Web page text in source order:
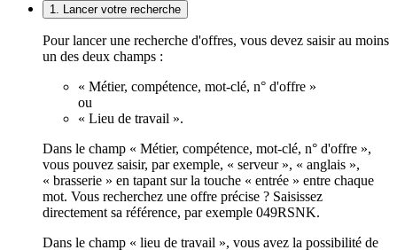
1. Lancer votre recherche
Pour lancer une recherche d'offres, vous devez saisir au moins
un des deux champs :
« Métier, compétence, mot-clé, n° d'offre »
ou
« Lieu de travail ».
Dans le champ « Métier, compétence, mot-clé, n° d'offre »,
vous pouvez saisir, par exemple, « serveur », « anglais »,
« brasserie » en tapant sur la touche « entrée » entre chaque
mot. Vous recherchez une offre précise ? Saisissez
directement sa référence, par exemple 049RSNK.
Dans le champ « lieu de travail », vous avez la possibilité de